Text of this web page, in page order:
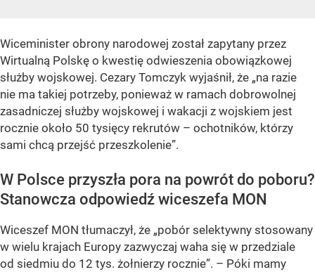
Wiceminister obrony narodowej został zapytany przez
Wirtualną Polskę o kwestię odwieszenia obowiązkowej
służby wojskowej. Cezary Tomczyk wyjaśnił, że „na razie
nie ma takiej potrzeby, ponieważ w ramach dobrowolnej
zasadniczej służby wojskowej i wakacji z wojskiem jest
rocznie około 50 tysięcy rekrutów – ochotników, którzy
sami chcą przejść przeszkolenie”.
W Polsce przyszła pora na powrót do poboru?
Stanowcza odpowiedź wiceszefa MON
Wiceszef MON tłumaczył, że „pobór selektywny stosowany
w wielu krajach Europy zazwyczaj waha się w przedziale
od siedmiu do 12 tys. żołnierzy rocznie”. – Póki mamy